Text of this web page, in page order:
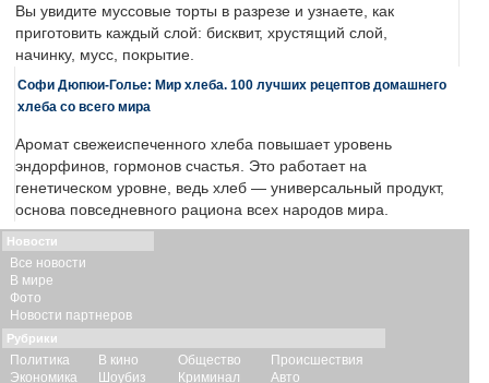
Вы увидите муссовые торты в разрезе и узнаете, как
приготовить каждый слой: бисквит, хрустящий слой,
начинку, мусс, покрытие.
Софи Дюпюи-Голье: Мир хлеба. 100 лучших рецептов домашнего
хлеба со всего мира
Аромат свежеиспеченного хлеба повышает уровень
эндорфинов, гормонов счастья. Это работает на
генетическом уровне, ведь хлеб — универсальный продукт,
основа повседневного рациона всех народов мира.
Новости
Все новости
В мире
Фото
Новости партнеров
Рубрики
Политика
Экономика
В кино
Шоубиз
Общество
Криминал
Происшествия
Авто